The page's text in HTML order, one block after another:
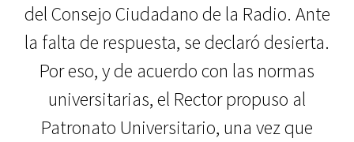
del Consejo Ciudadano de la Radio. Ante
la falta de respuesta, se declaró desierta.
Por eso, y de acuerdo con las normas
universitarias, el Rector propuso al
Patronato Universitario, una vez que